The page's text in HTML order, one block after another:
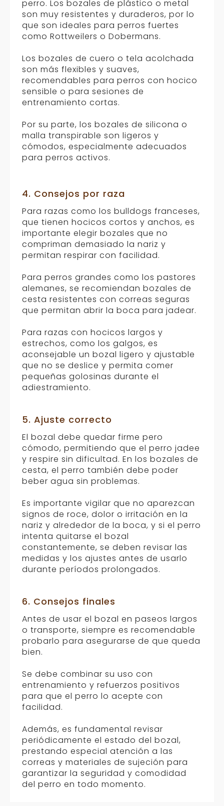
perro. Los bozales de plástico o metal
son muy resistentes y duraderos, por lo
que son ideales para perros fuertes
como Rottweilers o Dobermans.
Los bozales de cuero o tela acolchada
son más flexibles y suaves,
recomendables para perros con hocico
sensible o para sesiones de
entrenamiento cortas.
Por su parte, los bozales de silicona o
malla transpirable son ligeros y
cómodos, especialmente adecuados
para perros activos.
4. Consejos por raza
Para razas como los bulldogs franceses,
que tienen hocicos cortos y anchos, es
importante elegir bozales que no
compriman demasiado la nariz y
permitan respirar con facilidad.
Para perros grandes como los pastores
alemanes, se recomiendan bozales de
cesta resistentes con correas seguras
que permitan abrir la boca para jadear.
Para razas con hocicos largos y
estrechos, como los galgos, es
aconsejable un bozal ligero y ajustable
que no se deslice y permita comer
pequeñas golosinas durante el
adiestramiento.
5. Ajuste correcto
El bozal debe quedar firme pero
cómodo, permitiendo que el perro jadee
y respire sin dificultad. En los bozales de
cesta, el perro también debe poder
beber agua sin problemas.
Es importante vigilar que no aparezcan
signos de roce, dolor o irritación en la
nariz y alrededor de la boca, y si el perro
intenta quitarse el bozal
constantemente, se deben revisar las
medidas y los ajustes antes de usarlo
durante períodos prolongados.
6. Consejos finales
Antes de usar el bozal en paseos largos
o transporte, siempre es recomendable
probarlo para asegurarse de que queda
bien.
Se debe combinar su uso con
entrenamiento y refuerzos positivos
para que el perro lo acepte con
facilidad.
Además, es fundamental revisar
periódicamente el estado del bozal,
prestando especial atención a las
correas y materiales de sujeción para
garantizar la seguridad y comodidad
del perro en todo momento.